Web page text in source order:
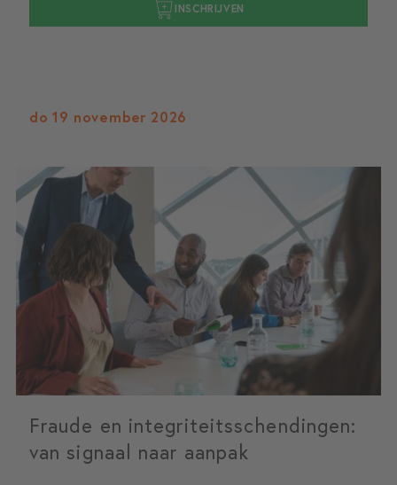
INSCHRIJVEN
do 19 november 2026
Fraude en integriteitsschendingen:
van signaal naar aanpak